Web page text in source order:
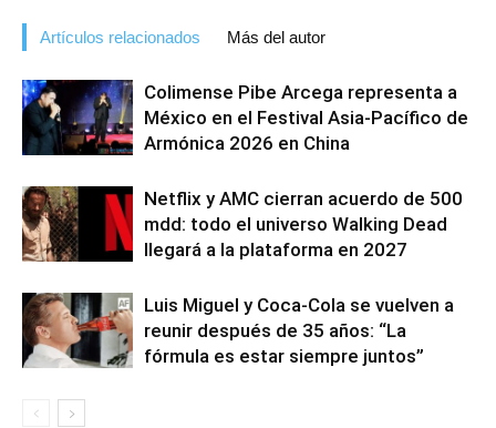
Artículos relacionados Más del autor
Colimense Pibe Arcega representa a
México en el Festival Asia-Pacífico de
Armónica 2026 en China
Netflix y AMC cierran acuerdo de 500
mdd: todo el universo Walking Dead
llegará a la plataforma en 2027
Luis Miguel y Coca-Cola se vuelven a
reunir después de 35 años: “La
fórmula es estar siempre juntos”